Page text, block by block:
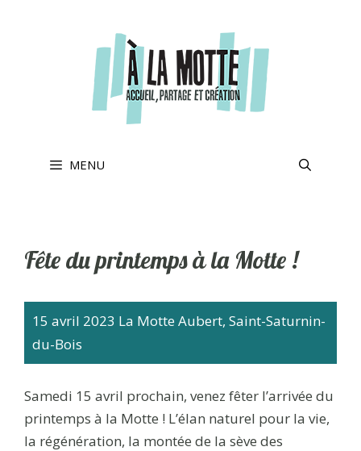
MENU
Fête du printemps à la Motte !
15 avril 2023 La Motte Aubert, Saint-Saturnin-
du-Bois
Samedi 15 avril prochain, venez fêter l’arrivée du
printemps à la Motte ! L’élan naturel pour la vie,
la régénération, la montée de la sève des